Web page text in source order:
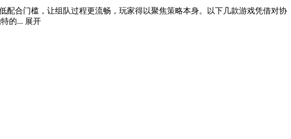
合门槛，让组队过程更流畅，玩家得以聚焦策略本身。以下几款游戏凭借对协
的... 展开